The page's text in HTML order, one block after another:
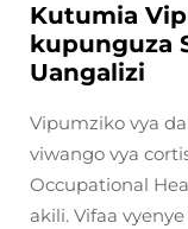
Kutumia
kupunguza
Uangalizi
Vipumziko vya
viwango vya
Occupational
akili. Vifaa